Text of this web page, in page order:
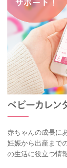
赤ちゃんの成長に
妊娠から出産まで
の生活に役立つ情